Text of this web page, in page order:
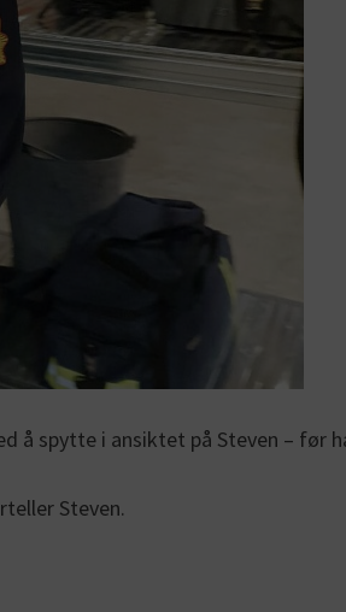
å spytte i ansiktet på Steven – før
Steven.